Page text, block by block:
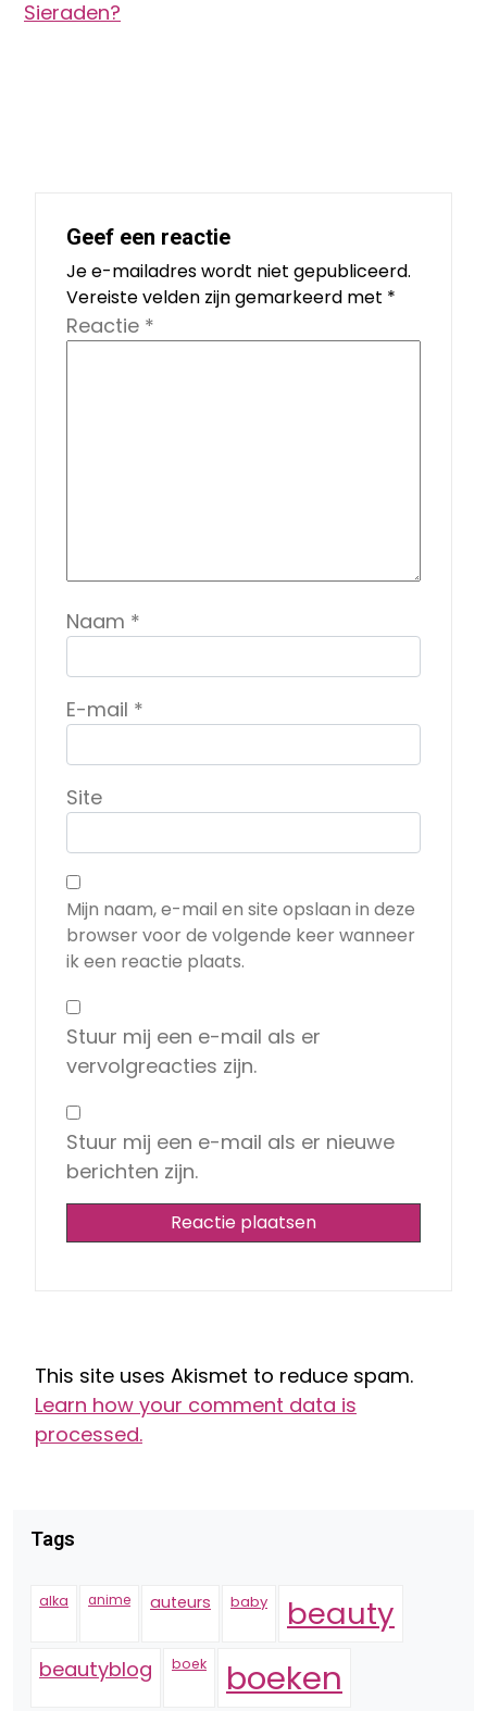
Sieraden?
Geef een reactie
Je e-mailadres wordt niet gepubliceerd.
Vereiste velden zijn gemarkeerd met *
Reactie *
Naam *
E-mail *
Site
Mijn naam, e-mail en site opslaan in deze
browser voor de volgende keer wanneer
ik een reactie plaats.
Stuur mij een e-mail als er
vervolgreacties zijn.
Stuur mij een e-mail als er nieuwe
berichten zijn.
This site uses Akismet to reduce spam.
Learn how your comment data is
processed.
Tags
alka anime auteurs baby beauty
beautyblog boek boeken